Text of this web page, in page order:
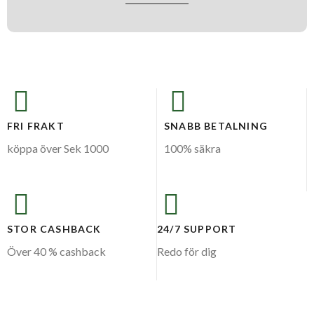
FRI FRAKT
köppa över Sek 1000
SNABB BETALNING
100% säkra
STOR CASHBACK
Över 40 % cashback
24/7 SUPPORT
Redo för dig